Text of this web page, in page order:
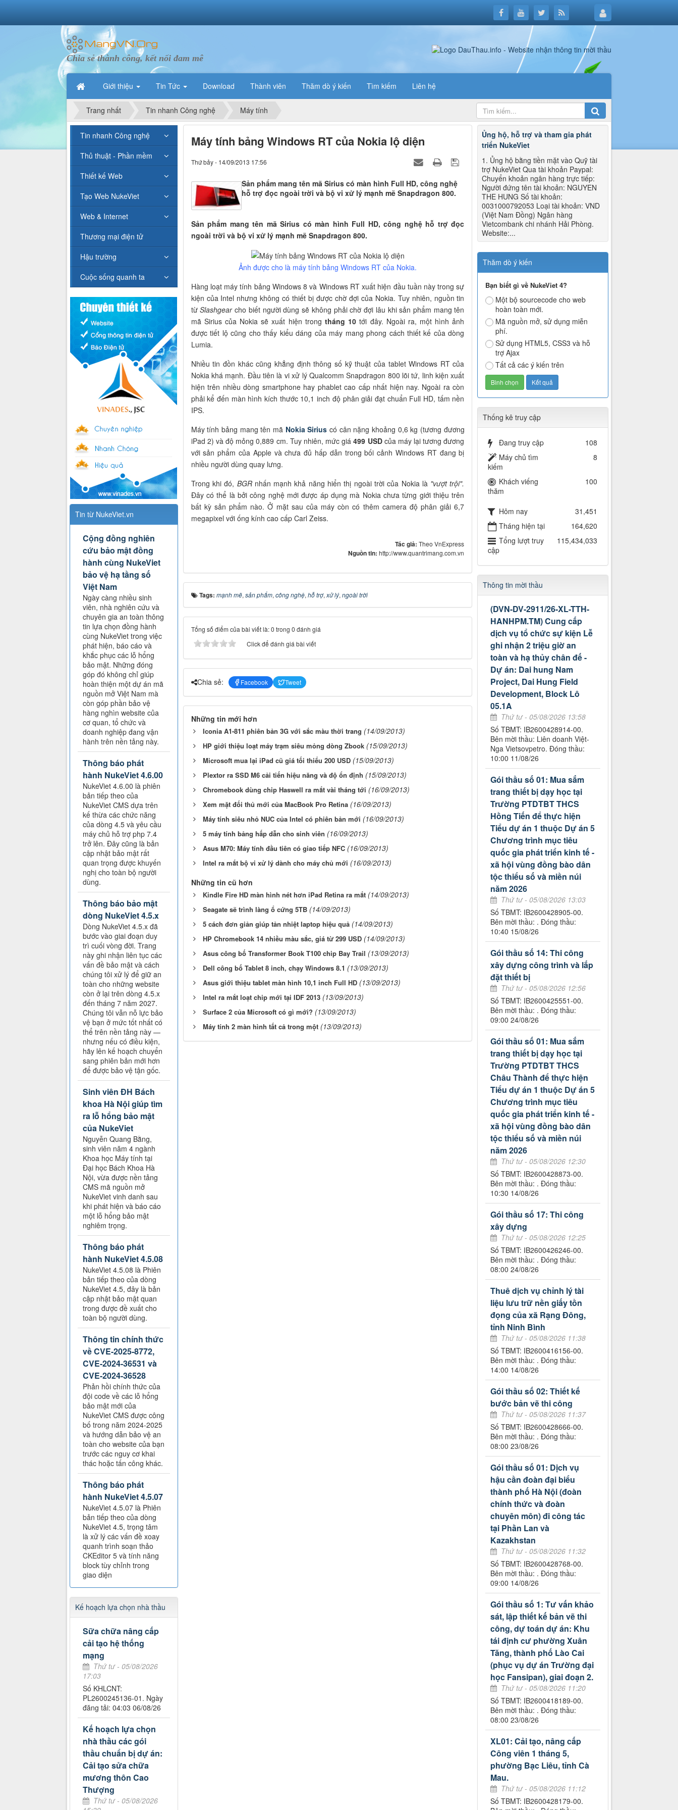
Chia sẻ thành công, kết nối đam mê
Giới thiệu Tin Tức Download Thành viên Thăm dò ý kiến Tìm kiếm Liên hệ
Trang nhất Tin nhanh Công nghệ Máy tính
Máy tính bảng Windows RT của Nokia lộ diện
Thứ bảy - 14/09/2013 17:56
Sản phẩm mang tên mã Sirius có màn hình Full HD, công nghệ
hỗ trợ đọc ngoài trời và bộ vi xử lý mạnh mẽ Snapdragon 800.
Sản phẩm mang tên mã Sirius có màn hình Full HD, công nghệ hỗ trợ đọc
ngoài trời và bộ vi xử lý mạnh mẽ Snapdragon 800.
Ảnh được cho là máy tính bảng Windows RT của Nokia.
Hàng loạt máy tính bảng Windows 8 và Windows RT xuất hiện đầu tuần này trong sự
kiện của Intel nhưng không có thiết bị được chờ đợi của Nokia. Tuy nhiên, nguồn tin
từSlashgearcho biết người dùng sẽ không phải chờ đợi lâu khi sản phẩm mang tên
mã Sirius của Nokia sẽ xuất hiện trongtháng 10 tới đây. Ngoài ra, một hình ảnh
được tiết lộ cũng cho thấy kiểu dáng của máy mang phong cách thiết kế của dòng
Lumia.
Nhiều tin đồn khác cũng khẳng định thông số kỹ thuật của tablet Windows RT của
Nokia khá mạnh. Đầu tiên là vi xử lý Qualcomm Snapdragon 800 lõi tứ, linh kiện xuất
hiện trên nhiều dòng smartphone hay phablet cao cấp nhất hiện nay. Ngoài ra còn
phải kể đến màn hình kích thước 10,1 inch độ phân giải đạt chuẩn Full HD, tấm nền
IPS.
Máy tính bảng mang tên mã Nokia Sirius có cân nặng khoảng 0,6 kg (tương đương
iPad 2) và độ mỏng 0,889 cm. Tuy nhiên, mức giá499 USDcủa máy lại tương đương
với sản phẩm của Apple và chưa đủ hấp dẫn trong bối cảnh Windows RT đang bị
nhiều người dùng quay lưng.
Trong khi đó, BGRnhấn mạnh khả năng hiển thị ngoài trời của Nokia là "vượt trội".
Đây có thể là bởi công nghệ mới được áp dụng mà Nokia chưa từng giới thiệu trên
bất kỳ sản phẩm nào. Ở mặt sau của máy còn có thêm camera độ phân giải 6,7
megapixel với ống kính cao cấp Carl Zeiss.
Tác giả:Theo VnExpress
Nguồn tin:http://www.quantrimang.com.vn
Tags: mạnh mẽ, sản phẩm, công nghệ, hỗ trợ, xử lý, ngoài trời
Tổng số điểm của bài viết là: 0 trong 0 đánh giá
Click để đánh giá bài viết
Chia sẻ: Facebook Tweet
Những tin mới hơn
Iconia A1-811 phiên bản 3G với sắc màu thời trang (14/09/2013)
HP giới thiệu loạt máy trạm siêu mỏng dòng Zbook (15/09/2013)
Microsoft mua lại iPad cũ giá tối thiểu 200 USD (15/09/2013)
Plextor ra SSD M6 cải tiến hiệu năng và độ ổn định (15/09/2013)
Chromebook dùng chip Haswell ra mắt vài tháng tới (16/09/2013)
Xem mặt đối thủ mới của MacBook Pro Retina (16/09/2013)
Máy tính siêu nhỏ NUC của Intel có phiên bản mới (16/09/2013)
5 máy tính bảng hấp dẫn cho sinh viên (16/09/2013)
Asus M70: Máy tính đầu tiên có giao tiếp NFC (16/09/2013)
Intel ra mắt bộ vi xử lý dành cho máy chủ mới (16/09/2013)
Những tin cũ hơn
Kindle Fire HD màn hình nét hơn iPad Retina ra mắt (14/09/2013)
Seagate sẽ trình làng ổ cứng 5TB (14/09/2013)
5 cách đơn giản giúp tản nhiệt laptop hiệu quả (14/09/2013)
HP Chromebook 14 nhiều màu sắc, giá từ 299 USD (14/09/2013)
Asus công bố Transformer Book T100 chip Bay Trail (13/09/2013)
Dell công bố Tablet 8 inch, chạy Windows 8.1 (13/09/2013)
Asus giới thiệu tablet màn hình 10,1 inch Full HD (13/09/2013)
Intel ra mắt loạt chip mới tại IDF 2013 (13/09/2013)
Surface 2 của Microsoft có gì mới? (13/09/2013)
Máy tính 2 màn hình tất cả trong một (13/09/2013)
Ủng hộ, hỗ trợ và tham gia phát
triển NukeViet
1. Ủng hộ bằng tiền mặt vào Quỹ tài
trợ NukeViet Qua tài khoản Paypal:
Chuyển khoản ngân hàng trực tiếp:
Người đứng tên tài khoản: NGUYEN
THE HUNG Số tài khoản:
0031000792053 Loại tài khoản: VND
(Việt Nam Đồng) Ngân hàng
Vietcombank chi nhánh Hải Phòng.
Website:...
Thăm dò ý kiến
Bạn biết gì về NukeViet 4?
Một bộ sourcecode cho web
hoàn toàn mới.
Mã nguồn mở, sử dụng miễn
phí.
Sử dụng HTML5, CSS3 và hỗ
trợ Ajax
Tất cả các ý kiến trên
Thống kê truy cập
Đang truy cập
108
Máy chủ tìm
kiếm
8
Khách viếng
thăm
100
Hôm nay
31,451
Tháng hiện tại
164,620
Tổng lượt truy
cập
115,434,033
Thông tin mời thầu
(DVN-DV-2911/26-XL-TTH-
HANHPM.TM) Cung cấp
dịch vụ tổ chức sự kiện Lễ
ghi nhận 2 triệu giờ an
toàn và hạ thủy chân đế -
Dự án: Dai hung Nam
Project, Dai Hung Field
Development, Block Lô
05.1A
Thứ tư - 05/08/2026 13:58
Số TBMT: IB2600428914-00.
Bên mời thầu: Liên doanh Việt-
Nga Vietsovpetro. Đóng thầu:
10:00 11/08/26
Gói thầu số 01: Mua sắm
trang thiết bị dạy học tại
Trường PTDTBT THCS
Hồng Tiến để thực hiện
Tiểu dự án 1 thuộc Dự án 5
Chương trình mục tiêu
quốc gia phát triển kinh tế -
xã hội vùng đồng bào dân
tộc thiểu số và miền núi
năm 2026
Thứ tư - 05/08/2026 13:03
Số TBMT: IB2600428905-00.
Bên mời thầu: . Đóng thầu:
10:40 15/08/26
Gói thầu số 14: Thi công
xây dựng công trình và lắp
đặt thiết bị
Thứ tư - 05/08/2026 12:56
Số TBMT: IB2600425551-00.
Bên mời thầu: . Đóng thầu:
09:00 24/08/26
Gói thầu số 01: Mua sắm
trang thiết bị dạy học tại
Trường PTDTBT THCS
Châu Thành để thực hiện
Tiểu dự án 1 thuộc Dự án 5
Chương trình mục tiêu
quốc gia phát triển kinh tế -
xã hội vùng đồng bào dân
tộc thiểu số và miền núi
năm 2026
Thứ tư - 05/08/2026 12:30
Số TBMT: IB2600428873-00.
Bên mời thầu: . Đóng thầu:
10:30 14/08/26
Gói thầu số 17: Thi công
xây dựng
Thứ tư - 05/08/2026 12:25
Số TBMT: IB2600426246-00.
Bên mời thầu: . Đóng thầu:
08:00 24/08/26
Thuê dịch vụ chỉnh lý tài
liệu lưu trữ nền giấy tồn
đọng của xã Rạng Đông,
tỉnh Ninh Bình
Thứ tư - 05/08/2026 11:38
Số TBMT: IB2600416156-00.
Bên mời thầu: . Đóng thầu:
14:00 14/08/26
Gói thầu số 02: Thiết kế
bước bản vẽ thi công
Thứ tư - 05/08/2026 11:37
Số TBMT: IB2600428666-00.
Bên mời thầu: . Đóng thầu:
08:00 23/08/26
Gói thầu số 01: Dịch vụ
hậu cần đoàn đại biểu
thành phố Hà Nội (đoàn
chính thức và đoàn
chuyên môn) đi công tác
tại Phần Lan và
Kazakhstan
Thứ tư - 05/08/2026 11:32
Số TBMT: IB2600428768-00.
Bên mời thầu: . Đóng thầu:
09:00 14/08/26
Gói thầu số 1: Tư vấn khảo
sát, lập thiết kế bản vẽ thi
công, dự toán dự án: Khu
tái định cư phường Xuân
Tăng, thành phố Lào Cai
(phục vụ dự án Trường đại
học Fansipan), giai đoạn 2.
Thứ tư - 05/08/2026 11:20
Số TBMT: IB2600418189-00.
Bên mời thầu: . Đóng thầu:
08:00 23/08/26
XL01: Cải tạo, nâng cấp
Công viên 1 tháng 5,
phường Bạc Liêu, tỉnh Cà
Mau.
Thứ tư - 05/08/2026 11:12
Số TBMT: IB2600428179-00.
Tin nhanh Công nghệ
Thủ thuật - Phần mềm
Thiết kế Web
Tạo Web NukeViet
Web & Internet
Thương mại điện tử
Hậu trường
Cuộc sống quanh ta
Tin từ NukeViet.vn
Cộng đồng nghiên
cứu bảo mật đồng
hành cùng NukeViet
bảo vệ hạ tầng số
Việt Nam
Ngày càng nhiều sinh
viên, nhà nghiên cứu và
chuyên gia an toàn thông
tin lựa chọn đồng hành
cùng NukeViet trong việc
phát hiện, báo cáo và
khắc phục các lỗ hổng
bảo mật. Những đóng
góp đó không chỉ giúp
hoàn thiện một dự án mã
nguồn mở Việt Nam mà
còn góp phần bảo vệ
hàng nghìn website của
cơ quan, tổ chức và
doanh nghiệp đang vận
hành trên nền tảng này.
Thông báo phát
hành NukeViet 4.6.00
NukeViet 4.6.00 là phiên
bản tiếp theo của
NukeViet CMS dựa trên
kế thừa các chức năng
của dòng 4.5 và yêu cầu
máy chủ hỗ trợ php 7.4
trở lên. Đây cũng là bản
cập nhật bảo mật rất
quan trọng được khuyến
nghị cho toàn bộ người
dùng.
Thông báo bảo mật
dòng NukeViet 4.5.x
Dòng NukeViet 4.5.x đã
bước vào giai đoạn duy
trì cuối vòng đời. Trang
này ghi nhận liên tục các
vấn đề bảo mật và cách
chúng tôi xử lý để giữ an
toàn cho những website
còn ở lại trên dòng 4.5.x
đến tháng 7 năm 2027.
Chúng tôi vẫn nỗ lực bảo
vệ bạn ở mức tốt nhất có
thể trên nền tảng này —
nhưng nếu có điều kiện,
hãy lên kế hoạch chuyển
sang phiên bản mới hơn
để được bảo vệ tận gốc.
Sinh viên ĐH Bách
khoa Hà Nội giúp tìm
ra lỗ hổng bảo mật
của NukeViet
Nguyễn Quang Bằng,
sinh viên năm 4 ngành
Khoa học Máy tính tại
Đại học Bách Khoa Hà
Nội, vừa được nền tảng
CMS mã nguồn mở
NukeViet vinh danh sau
khi phát hiện và báo cáo
một lỗ hổng bảo mật
nghiêm trọng.
Thông báo phát
hành NukeViet 4.5.08
NukeViet 4.5.08 là Phiên
bản tiếp theo của dòng
NukeViet 4.5, đây là bản
cập nhật bảo mật quan
trong được đề xuất cho
toàn bộ người dùng.
Thông tin chính thức
về CVE-2025-8772,
CVE-2024-36531 và
CVE-2024-36528
Phản hồi chính thức của
đội code về các lỗ hổng
bảo mật mới của
NukeViet CMS được công
bố trong năm 2024-2025
và hướng dẫn bảo vệ an
toàn cho website của bạn
trước các nguy cơ khai
thác hoặc tấn công khác.
Thông báo phát
hành NukeViet 4.5.07
NukeViet 4.5.07 là Phiên
bản tiếp theo của dòng
NukeViet 4.5, trọng tâm
là xử lý các vấn đề xoay
quanh trình soạn thảo
CKEditor 5 và tính năng
block tùy chỉnh trong
giao diện
Kế hoạch lựa chọn nhà thầu
Sữa chữa nâng cấp
cải tạo hệ thống
mạng
Thứ tư - 05/08/2026
17:03
Số KHLCNT:
PL2600245136-01. Ngày
đăng tải: 04:03 06/08/26
Kế hoạch lựa chọn
nhà thầu các gói
thầu chuẩn bị dự án:
Cải tạo sửa chữa
mương thôn Cao
Thượng
Thứ tư - 05/08/2026